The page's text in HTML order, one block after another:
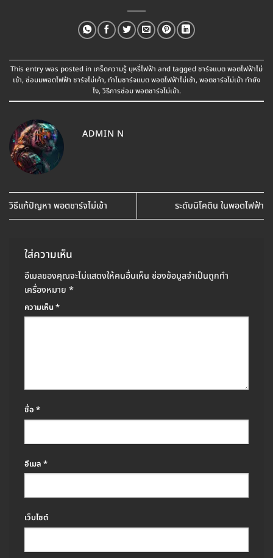
This entry was posted in เกร็ดความรู้ บุหรี่ไฟฟ้า and taggedชาร์จแบต พอตไฟฟ้าไม่
เข้า, ซ่อมมพอตไฟฟ้า ชาร์จไม่เค้า, ทำไมชาร์จแบต พอตไฟฟ้าไม่เข้า, พอตชาร์จไม่เข้า ทำยัง
ไง, วิธีการซ่อม พอตชาร์จไม่เข้า.
ADMIN N
วิธีแก้ปัญหา พอตชาร์จไม่เข้า ระดับนิโคติน ในพอตไฟฟ้า
ใส่ความเห็น
อีเมลของคุณจะไม่แสดงให้คนอื่นเห็น ช่องข้อมูลจำเป็นถูกทำ
เครื่องหมาย *
ความเห็น*
ชื่อ *
อีเมล *
เว็บไซต์